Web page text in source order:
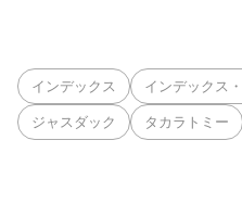
インデックス インデックス
ジャスダック タカラトミー